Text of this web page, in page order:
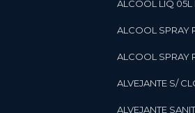
ALCOOL LIQ
ALCOOL
ALCOOL
ALVEJANTE S/
ALVEJANTE